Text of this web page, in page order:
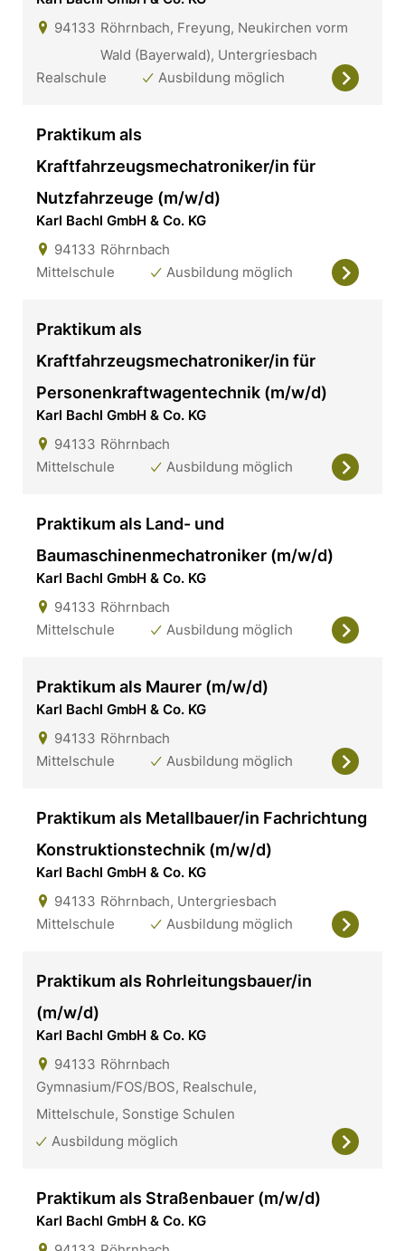
94133 Röhrnbach, Freyung, Neukirchen vorm
Wald (Bayerwald), Untergriesbach
Realschule
Ausbildung möglich
Praktikum als
Kraftfahrzeugsmechatroniker/in für
Nutzfahrzeuge (m/w/d)
Karl Bachl GmbH & Co. KG
94133 Röhrnbach
Mittelschule
Ausbildung möglich
Praktikum als
Kraftfahrzeugsmechatroniker/in für
Personenkraftwagentechnik (m/w/d)
Karl Bachl GmbH & Co. KG
94133 Röhrnbach
Mittelschule
Ausbildung möglich
Praktikum als Land- und
Baumaschinenmechatroniker (m/w/d)
Karl Bachl GmbH & Co. KG
94133 Röhrnbach
Mittelschule
Ausbildung möglich
Praktikum als Maurer (m/w/d)
Karl Bachl GmbH & Co. KG
94133 Röhrnbach
Mittelschule
Ausbildung möglich
Praktikum als Metallbauer/in Fachrichtung
Konstruktionstechnik (m/w/d)
Karl Bachl GmbH & Co. KG
94133 Röhrnbach, Untergriesbach
Mittelschule
Ausbildung möglich
Praktikum als Rohrleitungsbauer/in
(m/w/d)
Karl Bachl GmbH & Co. KG
94133 Röhrnbach
Gymnasium/FOS/BOS, Realschule,
Mittelschule, Sonstige Schulen
Ausbildung möglich
Praktikum als Straßenbauer (m/w/d)
Karl Bachl GmbH & Co. KG